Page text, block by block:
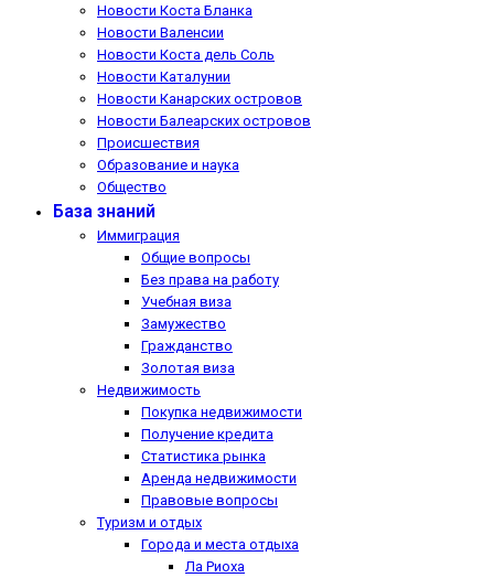
Новости Коста Бланка
Новости Валенсии
Новости Коста дель Соль
Новости Каталунии
Новости Канарских островов
Новости Балеарских островов
Происшествия
Образование и наука
Общество
База знаний
Иммиграция
Общие вопросы
Без права на работу
Учебная виза
Замужество
Гражданство
Золотая виза
Недвижимость
Покупка недвижимости
Получение кредита
Статистика рынка
Аренда недвижимости
Правовые вопросы
Туризм и отдых
Города и места отдыха
Ла Риоха